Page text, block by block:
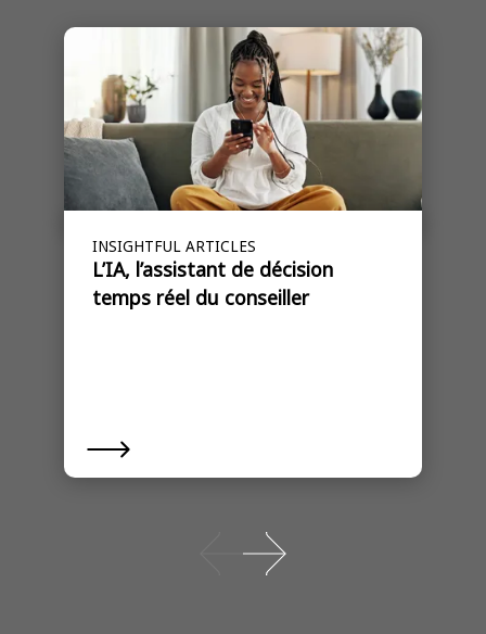
INSIGHTFUL ARTICLES
L’IA, l’assistant de décision
temps réel du conseiller